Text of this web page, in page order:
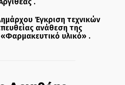
Έγκριση τεχνικών
ανάθεση της
υλικό» .